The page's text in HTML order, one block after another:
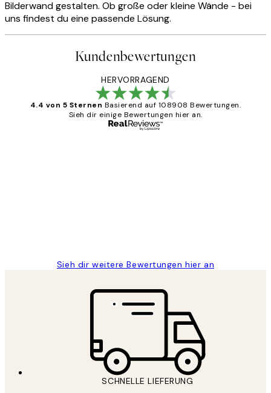
Bilderwand gestalten. Ob große oder kleine Wände - bei
uns findest du eine passende Lösung.
Kundenbewertungen
HERVORRAGEND
4.4 von 5 Sternen Basierend auf 108908 Bewertungen.
Sieh dir einige Bewertungen hier an.
Sieh dir weitere Bewertungen hier an
SCHNELLE LIEFERUNG